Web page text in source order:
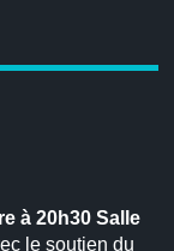
à 20h30 Salle
le soutien du